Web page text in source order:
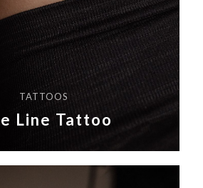
TATTOOS
Line Tattoo